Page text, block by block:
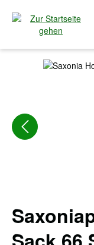
springen
Home Pellets
Bildergalerie